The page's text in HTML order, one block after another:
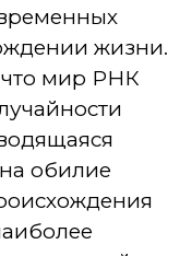
жизни.
мир РНК
обилие